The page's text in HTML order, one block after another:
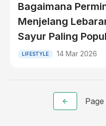
Bagaimana
Menjelang
Sayur Paling
LIFESTYLE 14 Mar 2026
Page